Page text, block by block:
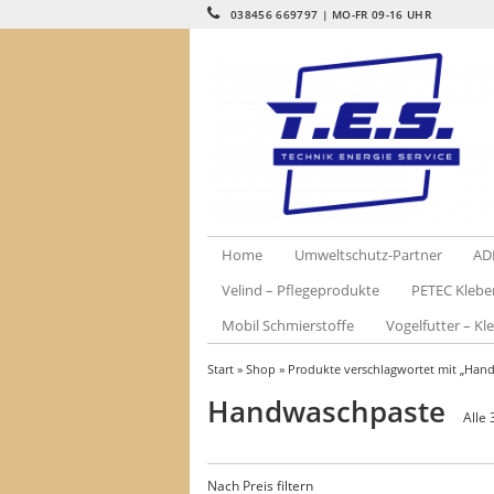
038456 669797 | MO-FR 09-16 UHR
Home Umweltschutz-Partner
Velind – Pflegeprodukte
PETEC
Mobil Schmierstoffe
Vogelfutter –
Start » Shop » Produkte verschlagwortet mit
Handwaschpaste Alle
Nach Preis filtern